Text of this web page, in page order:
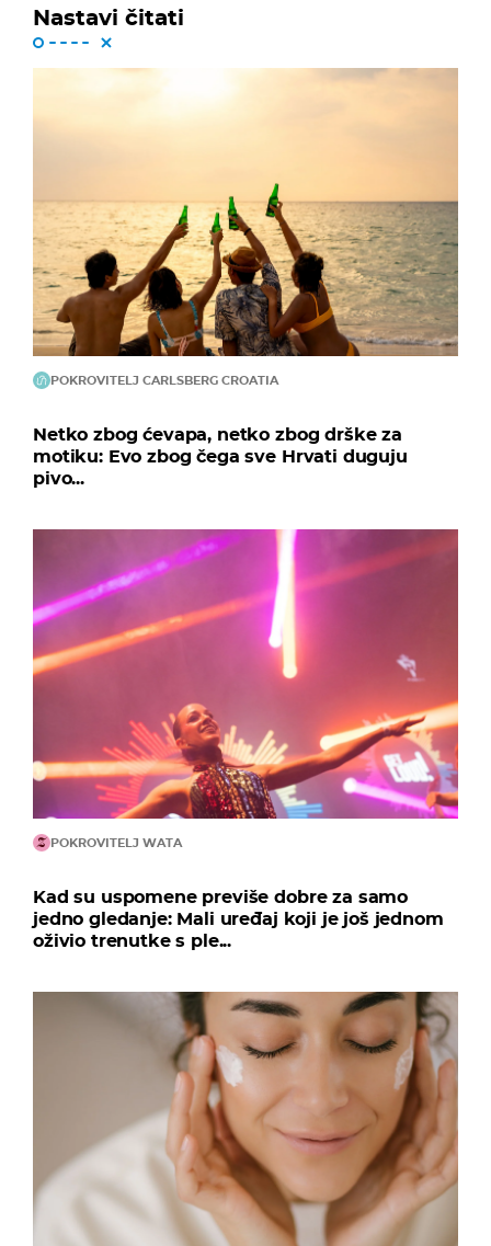
Nastavi čitati
POKROVITELJ CARLSBERG CROATIA
Netko zbog ćevapa, netko zbog drške za
motiku: Evo zbog čega sve Hrvati duguju
pivo...
POKROVITELJ WATA
Kad su uspomene previše dobre za samo
jedno gledanje: Mali uređaj koji je još jednom
oživio trenutke s ple...